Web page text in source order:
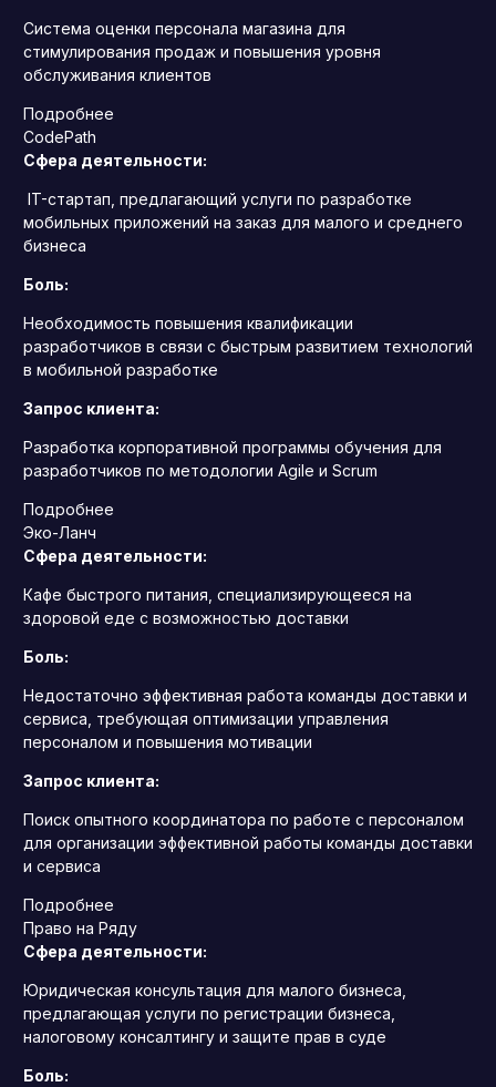
Система оценки персонала магазина для
стимулирования продаж и повышения уровня
обслуживания клиентов
Подробнее
CodePath
Сфера деятельности:
IT-стартап, предлагающий услуги по разработке
мобильных приложений на заказ для малого и среднего
бизнеса
Боль:
Необходимость повышения квалификации
разработчиков в связи с быстрым развитием технологий
в мобильной разработке
Запрос клиента:
Разработка корпоративной программы обучения для
разработчиков по методологии Agile и Scrum
Подробнее
Эко-Ланч
Сфера деятельности:
Кафе быстрого питания, специализирующееся на
здоровой еде с возможностью доставки
Боль:
Недостаточно эффективная работа команды доставки и
сервиса, требующая оптимизации управления
персоналом и повышения мотивации
Запрос клиента:
Поиск опытного координатора по работе с персоналом
для организации эффективной работы команды доставки
и сервиса
Подробнее
Право на Ряду
Сфера деятельности:
Юридическая консультация для малого бизнеса,
предлагающая услуги по регистрации бизнеса,
налоговому консалтингу и защите прав в суде
Боль: